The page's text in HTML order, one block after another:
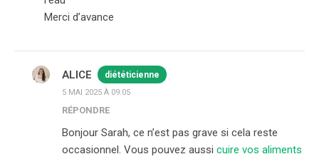
Merci d’avance
ALICE diététicienne
5 MAI 2025 À 09:05
RÉPONDRE
Bonjour Sarah, ce n’est pas grave si cela reste
occasionnel. Vous pouvez aussi cuire vos aliments